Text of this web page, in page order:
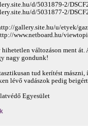
d/5031879-2/
d/5031877-2/
gallery.site.hu/u/etyek/
www.netboard.hu/
változáson ment át.
nagy gondunk!
tud kerítést mászni,
lévő vadászok pedig
Egyesület